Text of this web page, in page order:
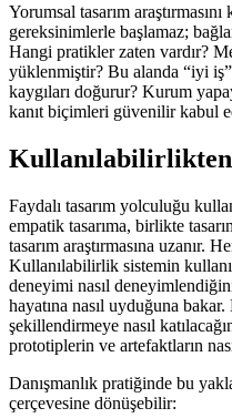
Yorumsal tasarım
gereksinimlerle başlamaz;
Hangi pratikler zaten vardır?
yüklenmiştir? Bu alanda “iyi
kaygıları doğurur? Kurum
kanıt biçimleri güvenilir kabul
Faydalı tasarım yolculuğu
empatik tasarıma, birlikte
tasarım araştırmasına uzanır.
Kullanılabilirlik sistemin
deneyimi nasıl
hayatına nasıl uyduğuna
şekillendirmeye nasıl
prototiplerin ve artefaktların
Danışmanlık pratiğinde bu
çerçevesine dönüşebilir: